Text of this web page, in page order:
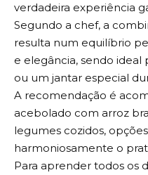
verdadeira experiência
Segundo a chef, a
resulta num equilíbrio
e elegância, sendo
ou um jantar especial
A recomendação é
acebolado com arroz
legumes cozidos,
harmoniosamente o
Para aprender todos os